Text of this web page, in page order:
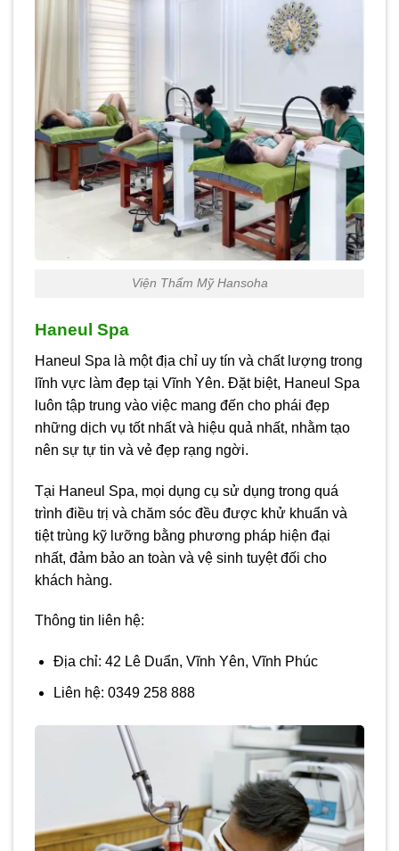
Viện Thẩm Mỹ Hansoha
Haneul Spa
Haneul Spa là một địa chỉ uy tín và chất lượng trong
lĩnh vực làm đẹp tại Vĩnh Yên. Đặt biệt, Haneul Spa
luôn tập trung vào việc mang đến cho phái đẹp
những dịch vụ tốt nhất và hiệu quả nhất, nhằm tạo
nên sự tự tin và vẻ đẹp rạng ngời.
Tại Haneul Spa, mọi dụng cụ sử dụng trong quá
trình điều trị và chăm sóc đều được khử khuẩn và
tiệt trùng kỹ lưỡng bằng phương pháp hiện đại
nhất, đảm bảo an toàn và vệ sinh tuyệt đối cho
khách hàng.
Thông tin liên hệ:
Địa chỉ: 42 Lê Duẩn, Vĩnh Yên, Vĩnh Phúc
Liên hệ: 0349 258 888